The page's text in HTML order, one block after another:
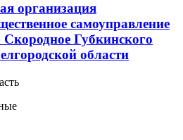
организация
самоуправление
Губкинского
области